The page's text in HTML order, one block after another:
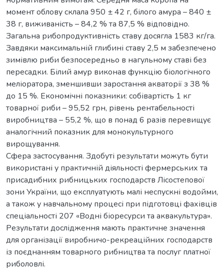
момент облову склала 950 ± 42 г, білого амура – 840 ±
38 г, виживаність – 84,2 % та 87,5 % відповідно.
Загальна рибопродуктивність ставу досягла 1583 кг/га.
Завдяки максимальній глибині ставу 2,5 м забезпечено
зимівлю риби безпосередньо в нагульному ставі без
пересадки. Білий амур виконав функцію біологічного
меліоратора, зменшивши заростання акваторії з 38 %
до 15 %. Економічні показники: собівартість 1 кг
товарної риби – 95,52 грн, рівень рентабельності
виробництва – 55,2 %, що в понад 6 разів перевищує
аналогічний показник для монокультурного
вирощування.
Сфера застосування. Здобуті результати можуть бути
використані у практичній діяльності фермерських та
присадибних рибницьких господарств Лісостепової
зони України, що експлуатують малі неспускні водойми,
а також у навчальному процесі при підготовці фахівців
спеціальності 207 «Водні біоресурси та аквакультура».
Результати дослідження мають практичне значення
для організації виробничо-рекреаційних господарств
із поєднанням товарного рибництва та послуг платної
риболовлі.